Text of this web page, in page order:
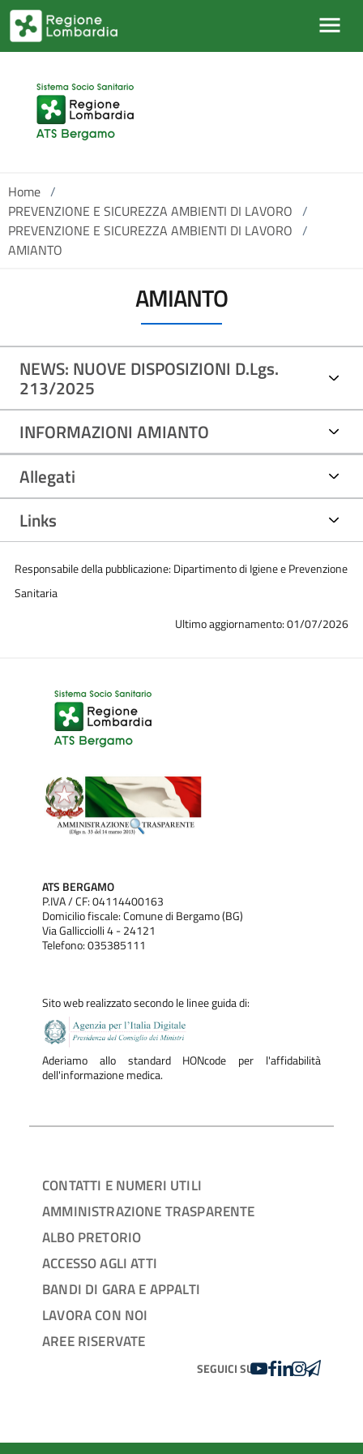
Salta al contenuto principale
Home /
PREVENZIONE E SICUREZZA AMBIENTI DI LAVORO /
PREVENZIONE E SICUREZZA AMBIENTI DI LAVORO /
AMIANTO
AMIANTO
NEWS: NUOVE DISPOSIZIONI D.Lgs.
213/2025
INFORMAZIONI AMIANTO
Allegati
Links
Responsabile della pubblicazione: Dipartimento di Igiene e Prevenzione
Sanitaria
Ultimo aggiornamento: 01/07/2026
ATS BERGAMO
P.IVA / CF: 04114400163
Domicilio fiscale: Comune di Bergamo (BG)
Via Gallicciolli 4 - 24121
Telefono: 035385111
Sito web realizzato secondo le linee guida di:
Aderiamo allo standard HONcode per l'affidabilità
dell'informazione medica.
CONTATTI E NUMERI UTILI
AMMINISTRAZIONE TRASPARENTE
ALBO PRETORIO
ACCESSO AGLI ATTI
BANDI DI GARA E APPALTI
LAVORA CON NOI
AREE RISERVATE
SEGUICI SUYOUTUBE
FACEBOOK
LINKEDIN
INSTAGRAM